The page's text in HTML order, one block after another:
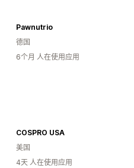
Pawnutrio
德国
6个月 人在使用应用
COSPRO USA
美国
4天 人在使用应用